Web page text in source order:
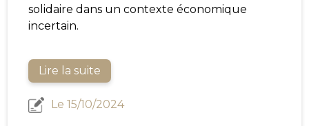
solidaire dans un contexte économique
incertain.
Lire la suite
Le 15/10/2024